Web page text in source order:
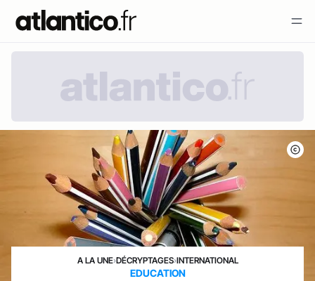
A LA UNE›DÉCRYPTAGES›INTERNATIONAL
EDUCATION